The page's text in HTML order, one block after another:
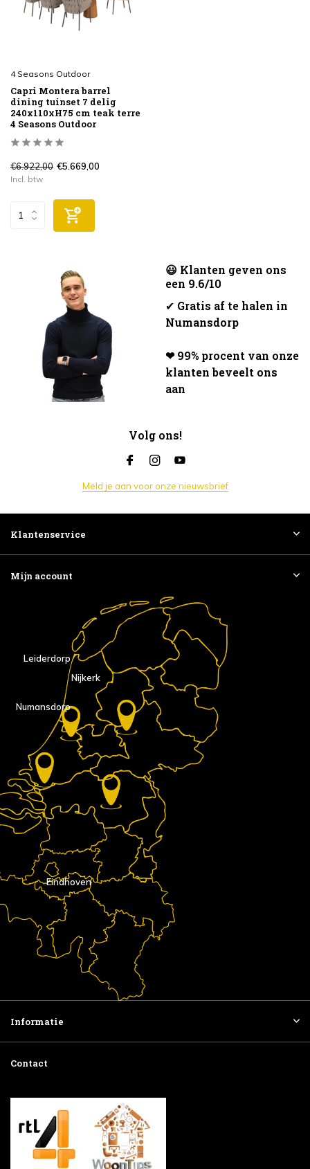
4 Seasons Outdoor
Capri Montera barrel
dining tuinset 7 delig
240x110xH75 cm teak terre
4 Seasons Outdoor
€6.922,00 €5.669,00
Incl. btw
😃 Klanten geven ons
een 9.6/10
✔ Gratis af te halen in
Numansdorp
❤ 99% procent van onze
klanten beveelt ons
aan
Volg ons!
Meld je aan voor onze nieuwsbrief
Klantenservice
Mijn account
Eindhoven
Nijkerk
Numansdorp
Leiderdorp
Informatie
Contact